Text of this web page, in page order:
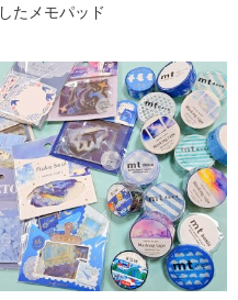
したメモパッド